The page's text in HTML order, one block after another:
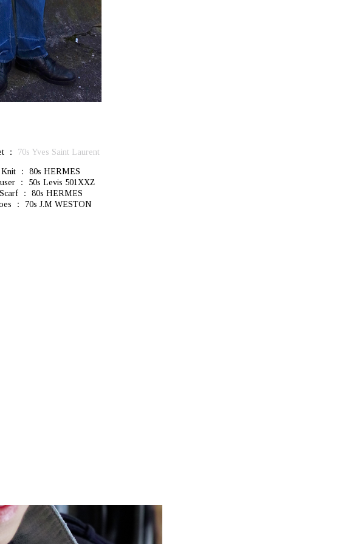
： 70s Yves Saint Laurent
Knit ： 80s HERMES
： 50s Levis 501XXZ
Scarf ： 80s HERMES
： 70s J.M WESTON